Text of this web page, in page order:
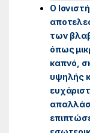
Ο
των
όπως
καπνό,
υψηλής